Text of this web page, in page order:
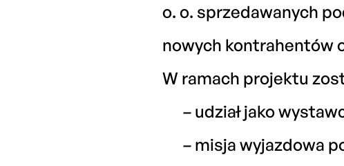
o. o. sprzedawanych
nowych kontrahentów
W ramach projektu
– udział jako
– misja wyjazdowa